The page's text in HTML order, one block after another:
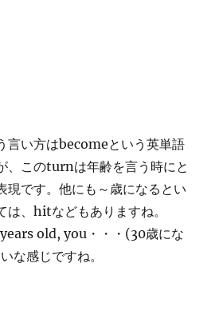
言い方はbecomeという英単語
、このturnは年齢を言う時にと
現です。他にも～歳になるとい
は、hitなどもありますね。
old, you・・・(30歳にな
な感じですね。